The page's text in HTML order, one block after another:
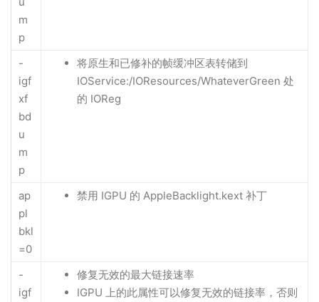
m
p
-
igf
xf
bd
u
m
p
将原生和已修补的帧缓冲区表转储到
IOService:/IOResources/WhateverGreen 处
的 IOReg
ap
pl
bkl
=0
禁用 IGPU 的 AppleBacklight.kext 补丁
-
igf
修复无效的最大链接速率
IGPU 上的此属性可以修复无效的链接率，否则